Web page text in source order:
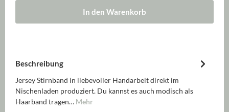
In den Warenkorb
Beschreibung
Jersey Stirnband in liebevoller Handarbeit direkt im
Nischenladen produziert. Du kannst es auch modisch als
Haarband tragen… Mehr